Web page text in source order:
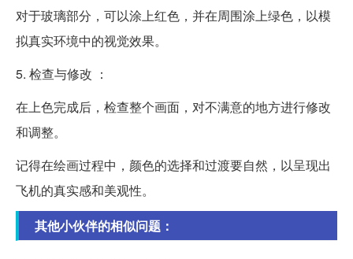
对于玻璃部分，可以涂上红色，并在周围涂上绿色，以模
拟真实环境中的视觉效果。
5. 检查与修改 ：
在上色完成后，检查整个画面，对不满意的地方进行修改
和调整。
记得在绘画过程中，颜色的选择和过渡要自然，以呈现出
飞机的真实感和美观性。
其他小伙伴的相似问题：